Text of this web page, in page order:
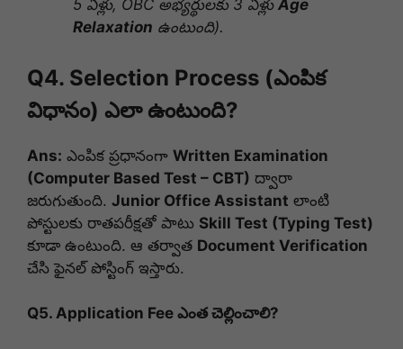
5 ఏళ్లు, OBC అభ్యర్థులకు 3 ఏళ్లు Age
Relaxation ఉంటుంది).
Q4. Selection Process (ఎంపిక
విధానం) ఎలా ఉంటుంది?
Ans: ఎంపిక ప్రధానంగా Written Examination
(Computer Based Test – CBT) ద్వారా
జరుగుతుంది. Junior Office Assistant లాంటి
పోస్టులకు రాతపరీక్షతో పాటు Skill Test (Typing Test)
కూడా ఉంటుంది. ఆ తర్వాత Document Verification
చేసి ఫైనల్ పోస్టింగ్ ఇస్తారు.
Q5. Application Fee ఎంత చెల్లించాలి?